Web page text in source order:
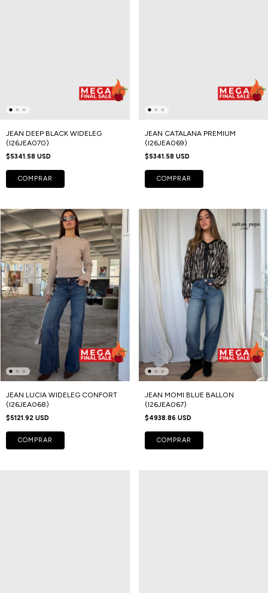
JEAN DEEP BLACK WIDELEG
(I26JEA070)
$5341.58 USD
COMPRAR
JEAN CATALANA PREMIUM
(I26JEA069)
$5341.58 USD
COMPRAR
JEAN LUCIA WIDELEG CONFORT
(I26JEA068)
$5121.92 USD
COMPRAR
JEAN MOMI BLUE BALLON
(I26JEA067)
$4938.86 USD
COMPRAR